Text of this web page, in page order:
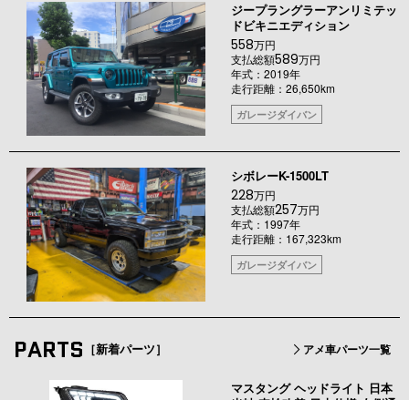
ジープラングラーアンリミテッ
ドビキニエディション
558万円
支払総額589万円
年式：2019年
走行距離：26,650km
ガレージダイバン
シボレーK-1500LT
228万円
支払総額257万円
年式：1997年
走行距離：167,323km
ガレージダイバン
PARTS ［新着パーツ］ アメ車パーツ一覧
マスタング ヘッドライト 日本